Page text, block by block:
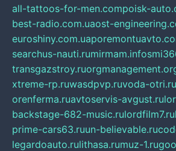
all-tattoos-for-men.compoisk-
best-radio.com.uaost-
euroshiny.com.ua
searchus-nauti.rumirmam.info
transgazstroy.ru
xtreme-rp.ruwasdpvp.ruvoda-otri.ru
orenferma.ruavtoservis-avgust.ru
backstage-682-music.rulordfilm7.ru
prime-cars63.ruun-believable.ru
legardoauto.rulithasa.rumuz-1.ru